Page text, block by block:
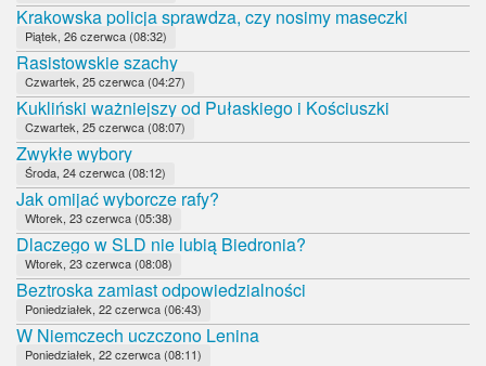
Krakowska policja sprawdza, czy nosimy maseczki
Piątek, 26 czerwca (08:32)
Rasistowskie szachy
Czwartek, 25 czerwca (04:27)
Kukliński ważniejszy od Pułaskiego i Kościuszki
Czwartek, 25 czerwca (08:07)
Zwykłe wybory
Środa, 24 czerwca (08:12)
Jak omijać wyborcze rafy?
Wtorek, 23 czerwca (05:38)
Dlaczego w SLD nie lubią Biedronia?
Wtorek, 23 czerwca (08:08)
Beztroska zamiast odpowiedzialności
Poniedziałek, 22 czerwca (06:43)
W Niemczech uczczono Lenina
Poniedziałek, 22 czerwca (08:11)